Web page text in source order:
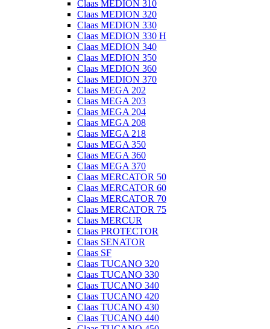
Claas MEDION 310
Claas MEDION 320
Claas MEDION 330
Claas MEDION 330 H
Claas MEDION 340
Claas MEDION 350
Claas MEDION 360
Claas MEDION 370
Claas MEGA 202
Claas MEGA 203
Claas MEGA 204
Claas MEGA 208
Claas MEGA 218
Claas MEGA 350
Claas MEGA 360
Claas MEGA 370
Claas MERCATOR 50
Claas MERCATOR 60
Claas MERCATOR 70
Claas MERCATOR 75
Claas MERCUR
Claas PROTECTOR
Claas SENATOR
Claas SF
Claas TUCANO 320
Claas TUCANO 330
Claas TUCANO 340
Claas TUCANO 420
Claas TUCANO 430
Claas TUCANO 440